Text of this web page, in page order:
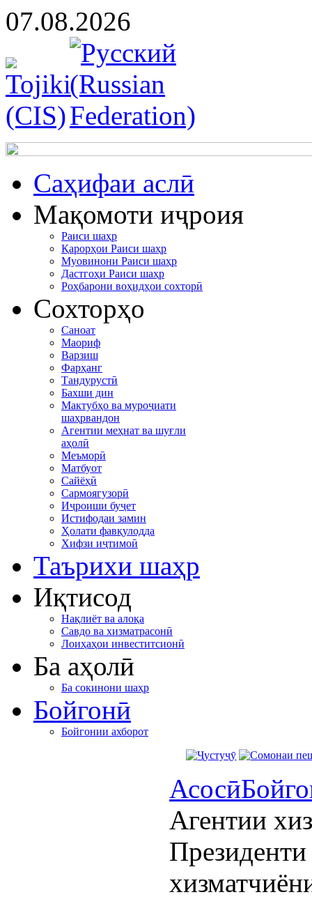
07.08.2026
Cаҳифаи аслӣ
Мақомоти иҷроия
Раиси шаҳр
Қарорҳои Раиси шаҳр
Муовинони Раиси шаҳр
Дастгоҳи Раиси шаҳр
Роҳбарони воҳидҳои сохторӣ
Сохторҳо
Саноат
Маориф
Варзиш
Фарҳанг
Тандурустӣ
Бахши дин
Мактубҳо ва муроҷиати
шаҳрвандон
Агентии меҳнат ва шуғли
аҳолӣ
Меъморӣ
Матбуот
Сайёҳӣ
Сармоягузорӣ
Иҷроиши буҷет
Истифодаи замин
Ҳолати фавқулодда
Хифзи иҷтимоӣ
Таърихи шаҳр
Иқтисод
Нақлиёт ва алоқа
Савдо ва хизматрасонӣ
Лоиҳаҳои инвеститсионӣ
Ба аҳолӣ
Ба сокинони шаҳр
Бойгонӣ
Бойгонии ахборот
Асосӣ
Агентии